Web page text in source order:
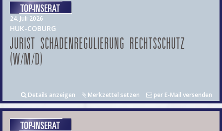
24. Juli 2026
HUK-COBURG
JURIST SCHADENREGULIERUNG RECHTSSCHUTZ
(W/M/D)
Details anzeigen Merkzettel setzen per E-Mail versenden